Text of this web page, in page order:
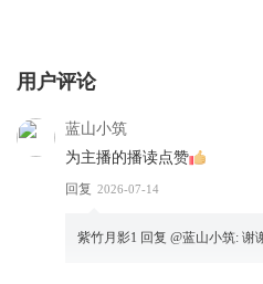
用户评论
蓝山小筑
为主播的播读点赞
回复 2026-07-14
紫竹月影1 回复 @蓝山小筑: 谢